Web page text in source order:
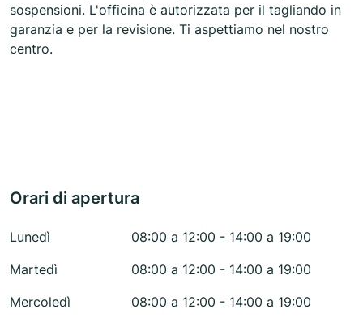
sospensioni. L'officina è autorizzata per il tagliando in
garanzia e per la revisione. Ti aspettiamo nel nostro
centro.
Orari di apertura
Lunedì
08:00 a 12:00 - 14:00 a 19:00
Martedì
08:00 a 12:00 - 14:00 a 19:00
Mercoledì
08:00 a 12:00 - 14:00 a 19:00